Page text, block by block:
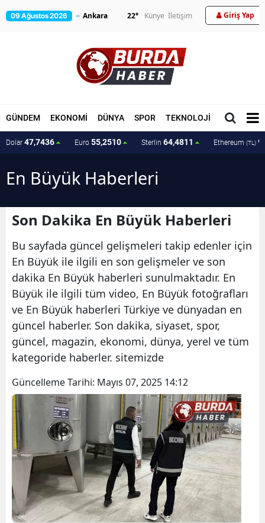
09 Ağustos 2026 22° Künye İletişim Giriş Yap
GÜNDEM EKONOMİ DÜNYA SPOR TEKNOLOJİ MAGAZİN
Dolar 47,7436 Euro 55,2510 Sterlin 64,4811 Ethereum (TL)
En Büyük Haberleri
Son Dakika En Büyük Haberleri
Bu sayfada güncel gelişmeleri takip edenler için
En Büyük ile ilgili en son gelişmeler ve son
dakika En Büyük haberleri sunulmaktadır. En
Büyük ile ilgili tüm video, En Büyük fotoğrafları
ve En Büyük haberleri Türkiye ve dünyadan en
güncel haberler. Son dakika, siyaset, spor,
güncel, magazin, ekonomi, dünya, yerel ve tüm
kategoride haberler. sitemizde
Güncelleme Tarihi: Mayıs 07, 2025 14:12